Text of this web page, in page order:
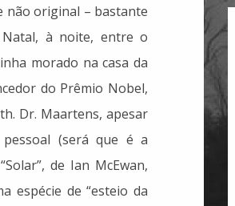
não original – bastante
à noite, entre o
morado na casa da
do Prêmio Nobel,
Dr. Maartens, apesar
(será que é a
de Ian McEwan,
espécie de “esteio da